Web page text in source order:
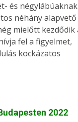
és négylábúaknak
néhány alapvető
mielőtt kezdődik
fel a figyelmet,
kockázatos
2022